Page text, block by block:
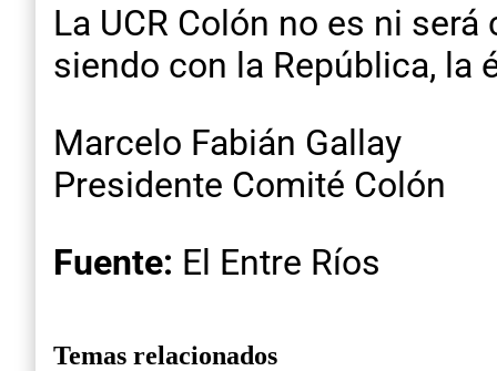
La UCR Colón no es ni
siendo con la República, la
Marcelo Fabián Gallay
Presidente Comité Colón
Fuente: El Entre Ríos
Temas relacionados